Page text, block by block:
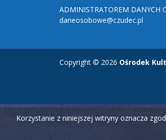
ADMINISTRATOREM DANYCH
daneosobowe@czudec.pl
Copyright © 2026 Ośrodek
Korzystanie z niniejszej witryny oznacza